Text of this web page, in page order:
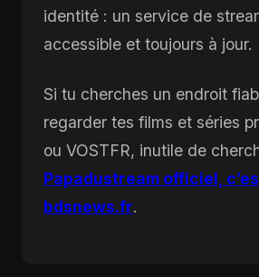
identité : un service de
accessible et toujours à jour.
Si tu cherches un endroit
regarder tes films et séries
ou VOSTFR, inutile de
Papadustream officiel,
bdsnews.fr.